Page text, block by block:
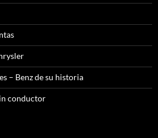
– Benz de su historia
conductor